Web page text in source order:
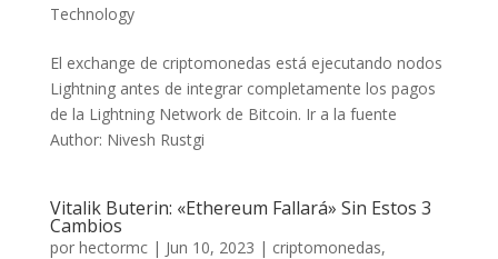
Technology
El exchange de criptomonedas está ejecutando nodos
Lightning antes de integrar completamente los pagos
de la Lightning Network de Bitcoin. Ir a la fuente
Author: Nivesh Rustgi
Vitalik Buterin: «Ethereum Fallará» Sin Estos 3
Cambios
por hectormc| Jun 10, 2023 | criptomonedas,